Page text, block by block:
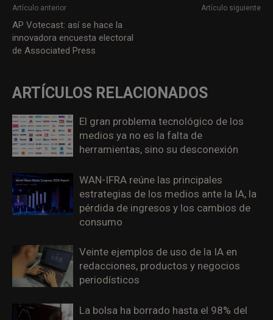
Artículo anterior
AP Votecast: así se hace la
innovadora encuesta electoral
de Associated Press
Artículo siguiente
ARTÍCULOS RELACIONADOS
El gran problema tecnológico de los
medios ya no es la falta de
herramientas, sino su desconexión
WAN-IFRA reúne las principales
estrategias de los medios ante la IA, la
pérdida de ingresos y los cambios de
consumo
Veinte ejemplos de uso de la IA en
redacciones, productos y negocios
periodísticos
La bolsa ha borrado hasta el 98% del